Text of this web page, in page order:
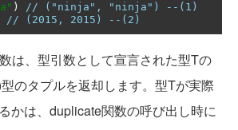
)
// ("ninja", "ninja") --(1)
// (2015, 2015) --(2)
は、型引数として宣言された型Tの
のタプルを返却します。型Tが実際
かは、duplicate関数の呼び出し時に